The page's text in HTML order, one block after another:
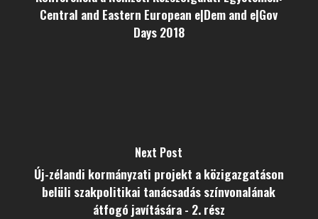
Central and Eastern European e|Dem and e|Gov
Days 2018
Next Post
Új-zélandi kormányzati projekt a közigazgatáson
belüli szakpolitikai tanácsadás színvonalának
átfogó javítására - 2. rész